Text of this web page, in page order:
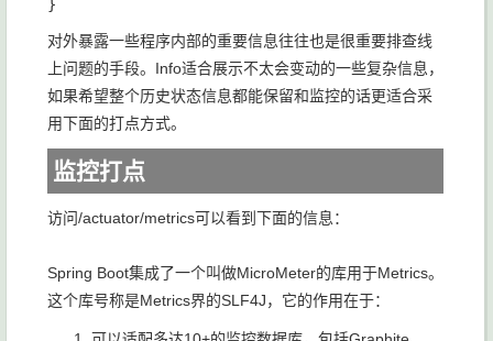
对外暴露一些程序内部的重要信息往往也是很重要排查线
上问题的手段。Info适合展示不太会变动的一些复杂信息，
如果希望整个历史状态信息都能保留和监控的话更适合采
用下面的打点方式。
监控打点
访问/actuator/metrics可以看到下面的信息：
Spring Boot集成了一个叫做MicroMeter的库用于Metrics。
这个库号称是Metrics界的SLF4J，它的作用在于：